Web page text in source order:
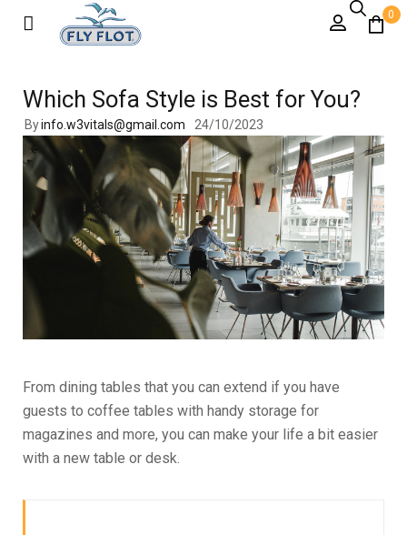
0
Which Sofa Style is Best for You?
Byinfo.w3vitals@gmail.com 24/10/2023
From dining tables that you can extend if you have
guests to coffee tables with handy storage for
magazines and more, you can make your life a bit easier
with a new table or desk.